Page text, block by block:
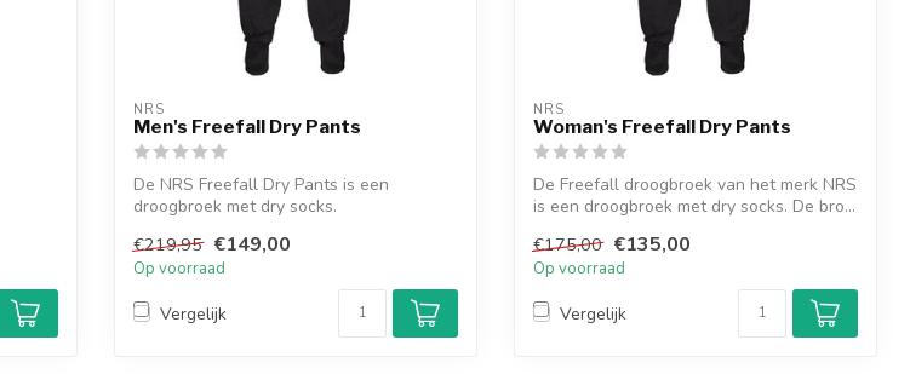
NRS
Men's Freefall Dry Pants
De NRS Freefall Dry Pants is een
droogbroek met dry socks.
€219,95 €149,00
Op voorraad
Vergelijk
NRS
Woman's Freefall Dry Pants
De Freefall droogbroek van het merk NRS
is een droogbroek met dry socks. De bro...
€175,00 €135,00
Op voorraad
Vergelijk